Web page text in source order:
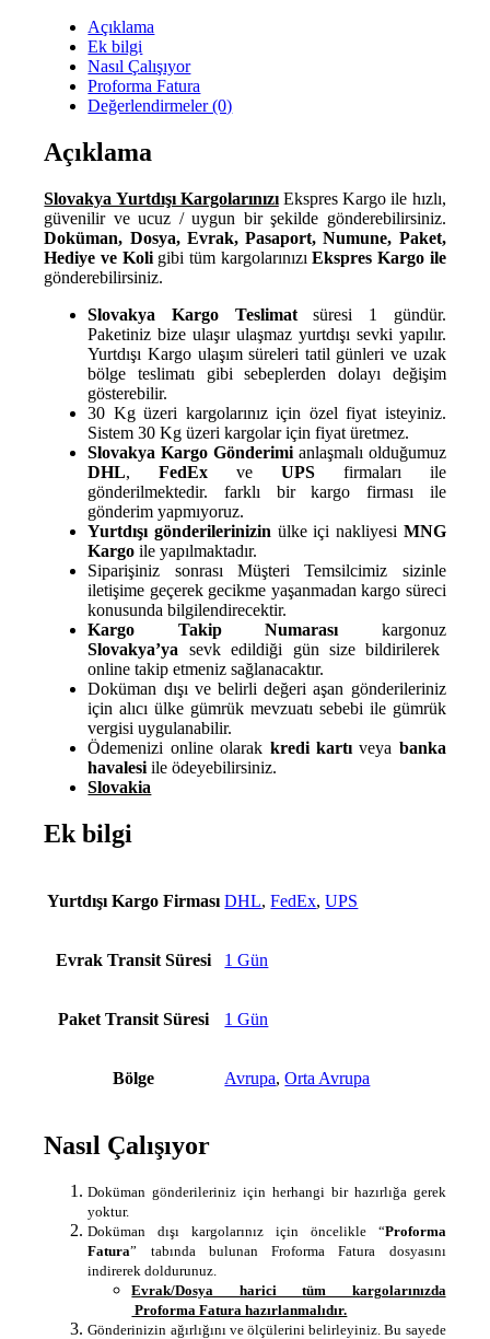
Açıklama
Ek bilgi
Nasıl Çalışıyor
Proforma Fatura
Değerlendirmeler (0)
Açıklama
Slovakya Yurtdışı KargolarınızıEkspres Kargo ile hızlı,
güvenilir ve ucuz / uygun bir şekilde gönderebilirsiniz.
Doküman, Dosya, Evrak, Pasaport, Numune, Paket,
Hediye ve Koligibi tüm kargolarınızıEkspres Kargo ile
gönderebilirsiniz.
Slovakya Kargo Teslimatsüresi 1 gündür.
Paketiniz bize ulaşır ulaşmaz yurtdışı sevki yapılır.
Yurtdışı Kargo ulaşım süreleri tatil günleri ve uzak
bölge teslimatı gibi sebeplerden dolayı değişim
gösterebilir.
30 Kg üzeri kargolarınız için özel fiyat isteyiniz.
Sistem 30 Kg üzeri kargolar için fiyat üretmez.
Slovakya Kargo Gönderimi anlaşmalı olduğumuz
DHL,FedEx ve UPSfirmaları ile
gönderilmektedir. farklı bir kargo firması ile
gönderim yapmıyoruz.
Yurtdışı gönderilerinizin ülke içi nakliyesi MNG
Kargo ile yapılmaktadır.
Siparişiniz sonrası Müşteri Temsilcimiz sizinle
iletişime geçerek gecikme yaşanmadan kargo süreci
konusunda bilgilendirecektir.
Kargo Takip Numarası kargonuz
Slovakya’ya sevk edildiği gün size bildirilerek
online takip etmeniz sağlanacaktır.
Doküman dışı ve belirli değeri aşan gönderileriniz
için alıcı ülke gümrük mevzuatı sebebi ile gümrük
vergisi uygulanabilir.
Ödemenizi online olarak kredi kartıveya banka
havalesi ile ödeyebilirsiniz.
Slovakia
Ek bilgi
Yurtdışı Kargo Firması DHL,FedEx,UPS
Evrak Transit Süresi 1 Gün
Paket Transit Süresi 1 Gün
Bölge Avrupa,Orta Avrupa
Nasıl Çalışıyor
Doküman gönderileriniz için herhangi bir hazırlığa gerek
yoktur.
Doküman dışı kargolarınız için öncelikle “Proforma
Fatura” tabında bulunan Froforma Fatura dosyasını
indirerek doldurunuz.
Evrak/Dosya harici tüm kargolarınızda
Proforma Fatura hazırlanmalıdır.
Gönderinizin ağırlığını ve ölçülerini belirleyiniz. Bu sayede